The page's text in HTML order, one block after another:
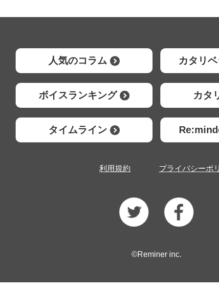
人気のコラム カタリ
ボイスランキング カタ
タイムライン
利用規約 プライバシーポ
©Reminer inc.